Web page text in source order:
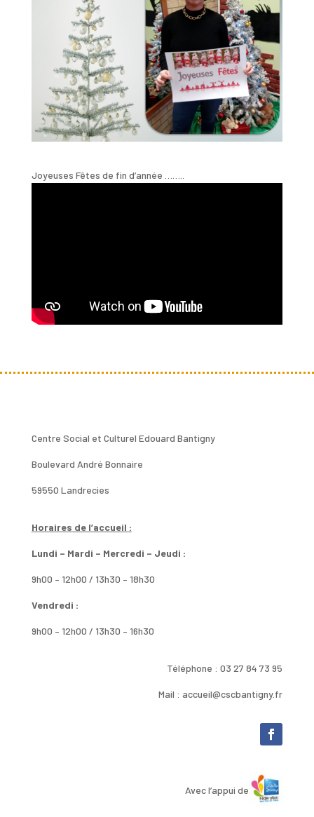
Joyeuses Fêtes de fin d’année ……..
Centre Social et Culturel Edouard Bantigny
Boulevard André Bonnaire
59550 Landrecies
Horaires de l’accueil :
Lundi – Mardi – Mercredi – Jeudi :
9h00 – 12h00 / 13h30 – 18h30
Vendredi :
9h00 – 12h00 / 13h30 – 16h30
Téléphone : 03 27 84 73 95
Mail : accueil@cscbantigny.fr
Avec l’appui de